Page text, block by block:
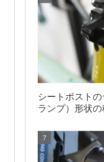
シートポスト
ランプ）形状